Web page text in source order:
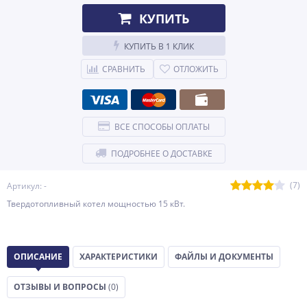
Артикул: -
(7)
Твердотопливный котел мощностью 15 кВт.
КУПИТЬ
КУПИТЬ В 1 КЛИК
СРАВНИТЬ
ОТЛОЖИТЬ
ВСЕ СПОСОБЫ ОПЛАТЫ
ПОДРОБНЕЕ О ДОСТАВКЕ
ОПИСАНИЕ ХАРАКТЕРИСТИКИ ФАЙЛЫ И ДОКУМЕНТЫ
ОТЗЫВЫ И ВОПРОСЫ (0)